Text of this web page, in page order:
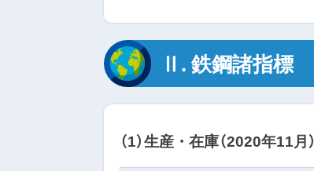
Ⅱ. 鉄鋼諸指標
（1）生産・在庫（2020年11月）